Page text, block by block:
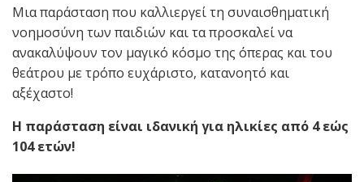
Μια παράσταση που καλλιεργεί τη συναισθηματική
νοημοσύνη των παιδιών και τα προσκαλεί να
ανακαλύψουν τον μαγικό κόσμο της όπερας και του
θεάτρου με τρόπο ευχάριστο, κατανοητό και
αξέχαστο!
Η παράσταση είναι ιδανική για ηλικίες από 4 εώς
104 ετών!